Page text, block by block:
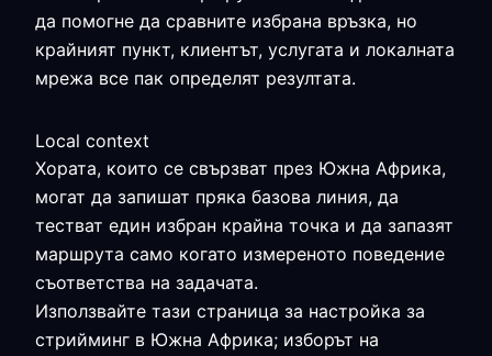
да помогне да сравните избрана връзка, но
крайният пункт, клиентът, услугата и локалната
мрежа все пак определят резултата.
Local context
Хората, които се свързват през Южна Африка,
могат да запишат пряка базова линия, да
тестват един избран крайна точка и да запазят
маршрута само когато измереното поведение
съответства на задачата.
Използвайте тази страница за настройка за
стрийминг в Южна Африка; изборът на